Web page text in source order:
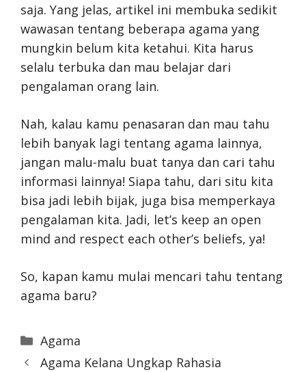
saja. Yang jelas, artikel ini membuka sedikit
wawasan tentang beberapa agama yang
mungkin belum kita ketahui. Kita harus
selalu terbuka dan mau belajar dari
pengalaman orang lain.
Nah, kalau kamu penasaran dan mau tahu
lebih banyak lagi tentang agama lainnya,
jangan malu-malu buat tanya dan cari tahu
informasi lainnya! Siapa tahu, dari situ kita
bisa jadi lebih bijak, juga bisa memperkaya
pengalaman kita. Jadi, let’s keep an open
mind and respect each other’s beliefs, ya!
So, kapan kamu mulai mencari tahu tentang
agama baru?
Categories
Agama
Agama Kelana Ungkap Rahasia